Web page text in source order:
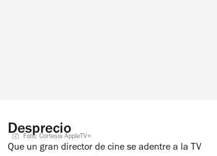
Desprecio
Foto: Cortesía AppleTV+
Que un gran director de cine se adentre a la TV